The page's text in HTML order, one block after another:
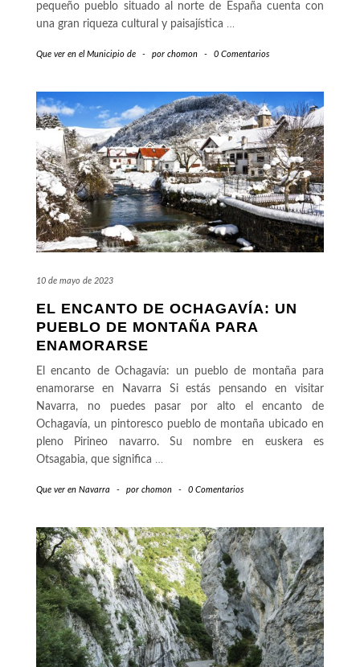
pequeño pueblo situado al norte de España cuenta con
una gran riqueza cultural y paisajística …
Que ver en el Municipio de - por chomon - 0 Comentarios
10 de mayo de 2023
EL ENCANTO DE OCHAGAVÍA: UN
PUEBLO DE MONTAÑA PARA
ENAMORARSE
El encanto de Ochagavía: un pueblo de montaña para
enamorarse en Navarra Si estás pensando en visitar
Navarra, no puedes pasar por alto el encanto de
Ochagavía, un pintoresco pueblo de montaña ubicado en
pleno Pirineo navarro. Su nombre en euskera es
Otsagabia, que significa …
Que ver en Navarra - por chomon - 0 Comentarios